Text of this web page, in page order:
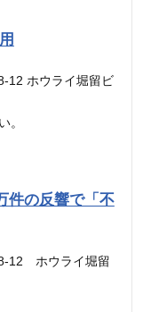
ティブ
12 ホウライ堀留ビ
。
件の反響で「不
12 ホウライ堀留